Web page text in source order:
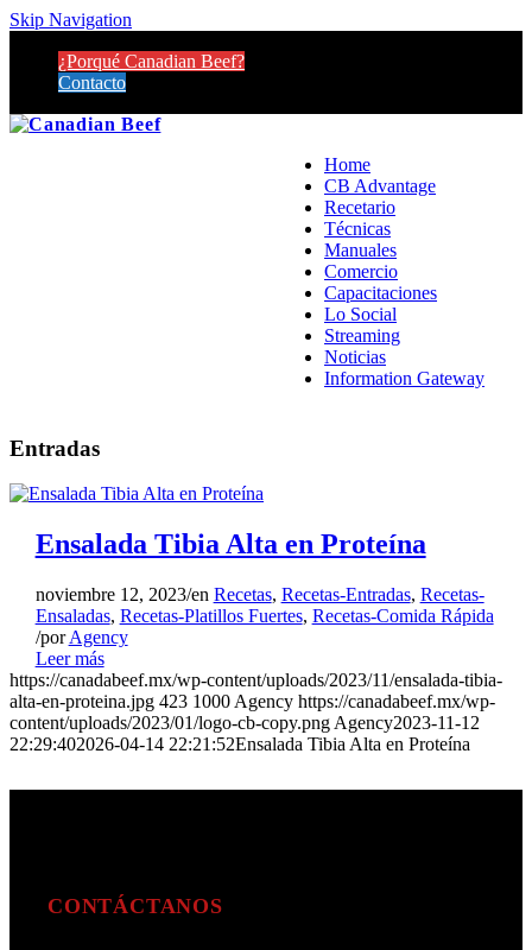
Skip Navigation
¿Porqué Canadian Beef?
Contacto
Home
CB Advantage
Recetario
Técnicas
Manuales
Comercio
Capacitaciones
Lo Social
Streaming
Noticias
Information Gateway
Entradas
Ensalada Tibia Alta en Proteína
noviembre 12, 2023/en Recetas, Recetas-Entradas, Recetas-
Ensaladas, Recetas-Platillos Fuertes, Recetas-Comida Rápida
/porAgency
Leer más
https://canadabeef.mx/wp-content/uploads/2023/11/ensalada-tibia-
alta-en-proteina.jpg 423 1000 Agency https://canadabeef.mx/wp-
content/uploads/2023/01/logo-cb-copy.png Agency2023-11-12
22:29:402026-04-14 22:21:52Ensalada Tibia Alta en Proteína
CONTÁCTANOS